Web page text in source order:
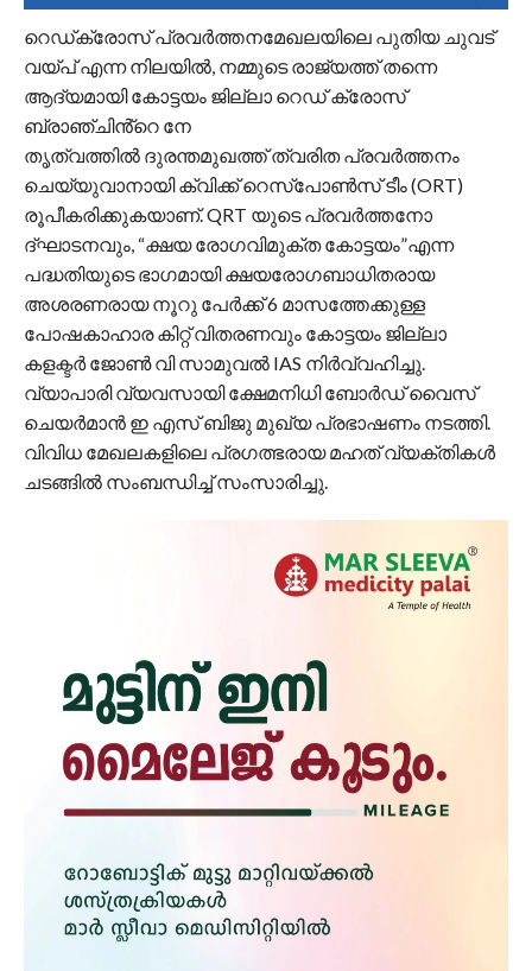
റെഡ്ക്രോസ് പ്രവർത്തനമേഖലയിലെ പുതിയ ചുവട്
വയ്പ് എന്ന നിലയിൽ, നമ്മുടെ രാജ്യത്ത് തന്നെ
ആദ്യമായി കോട്ടയം ജില്ലാ റെഡ് ക്രോസ്
ബ്രാഞ്ചിൻ്റെ നേ
തൃത്വത്തിൽ ദുരന്തമുഖത്ത് ത്വരിത പ്രവർത്തനം
ചെയ്യുവാനായി ക്വിക്ക് റെസ്പോൺസ് ടീം (ORT)
രൂപീകരിക്കുകയാണ്. QRT യുടെ പ്രവർത്തനോ
ദ്ഘാടനവും, “ക്ഷയ രോഗവിമുക്ത കോട്ടയം”എന്ന
പദ്ധതിയുടെ ഭാഗമായി ക്ഷയരോഗബാധിതരായ
അശരണരായ നൂറു പേർക്ക് 6 മാസത്തേക്കുള്ള
പോഷകാഹാര കിറ്റ് വിതരണവും കോട്ടയം ജില്ലാ
കളക്ടർ ജോൺ വി സാമുവൽ IAS നിർവ്വഹിച്ചു.
വ്യാപാരി വ്യവസായി ക്ഷേമനിധി ബോർഡ് വൈസ്
ചെയർമാൻ ഇ എസ് ബിജു മുഖ്യ പ്രഭാഷണം നടത്തി.
വിവിധ മേഖലകളിലെ പ്രഗത്ഭരായ മഹത് വ്യക്തികൾ
ചടങ്ങിൽ സംബന്ധിച്ച് സംസാരിച്ചു.